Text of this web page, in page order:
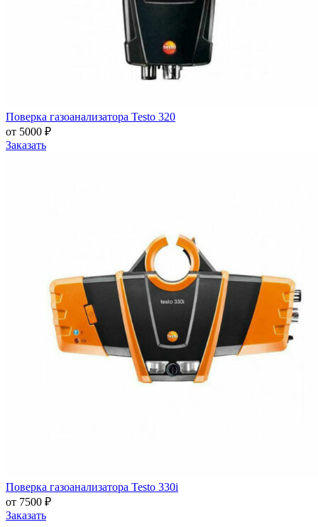
Поверка газоанализатора Testo 320
от 5000 ₽
Заказать
Поверка газоанализатора Testo 330i
от 7500 ₽
Заказать